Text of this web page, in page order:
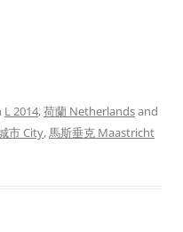
L 2014,荷蘭 Netherlandsand
市 City,馬斯垂克 Maastricht